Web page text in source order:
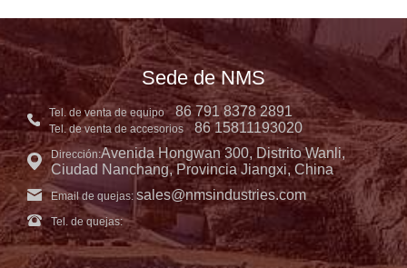
Sede de NMS
Tel. de venta de equipo 86 791 8378 2891
Tel. de venta de accesorios 86 15811193020
Dirección:Avenida Hongwan 300, Distrito Wanli,
Ciudad Nanchang, Provincia Jiangxi, China
Email de quejas: sales@nmsindustries.com
Tel. de quejas: